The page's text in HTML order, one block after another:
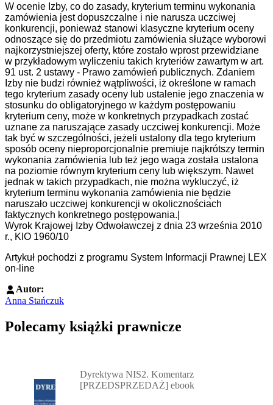
W ocenie Izby, co do zasady, kryterium terminu wykonania
zamówienia jest dopuszczalne i nie narusza uczciwej
konkurencji, ponieważ stanowi klasyczne kryterium oceny
odnoszące się do przedmiotu zamówienia służące wyborowi
najkorzystniejszej oferty, które zostało wprost przewidziane
w przykładowym wyliczeniu takich kryteriów zawartym w art.
91 ust. 2 ustawy - Prawo zamówień publicznych. Zdaniem
Izby nie budzi również wątpliwości, iż określone w ramach
tego kryterium zasady oceny lub ustalenie jego znaczenia w
stosunku do obligatoryjnego w każdym postępowaniu
kryterium ceny, może w konkretnych przypadkach zostać
uznane za naruszające zasady uczciwej konkurencji. Może
tak być w szczególności, jeżeli ustalony dla tego kryterium
sposób oceny nieproporcjonalnie premiuje najkrótszy termin
wykonania zamówienia lub też jego waga została ustalona
na poziomie równym kryterium ceny lub większym. Nawet
jednak w takich przypadkach, nie można wykluczyć, iż
kryterium terminu wykonania zamówienia nie będzie
naruszało uczciwej konkurencji w okolicznościach
faktycznych konkretnego postępowania.|
Wyrok Krajowej Izby Odwoławczej z dnia 23 września 2010
r., KIO 1960/10
Artykuł pochodzi z programu System Informacji Prawnej LEX
on-line
Autor:
Anna Stańczuk
Polecamy książki prawnicze
Dyrektywa NIS2. Komentarz
[PRZEDSPRZEDAŻ] ebook